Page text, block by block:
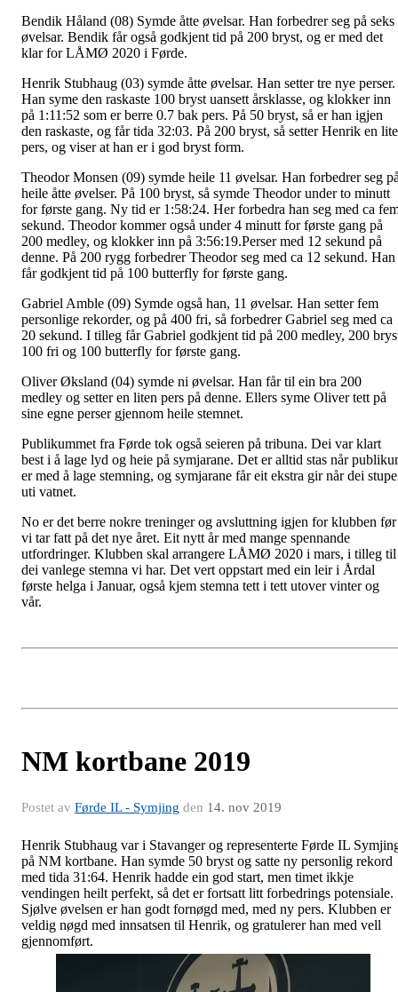
Bendik Håland (08) Symde åtte øvelsar. Han forbedrer seg på seks
øvelsar. Bendik får også godkjent tid på 200 bryst, og er med det
klar for LÅMØ 2020 i Førde.
Henrik Stubhaug (03) symde åtte øvelsar. Han setter tre nye perser.
Han syme den raskaste 100 bryst uansett årsklasse, og klokker inn
på 1:11:52 som er berre 0.7 bak pers. På 50 bryst, så er han igjen
den raskaste, og får tida 32:03. På 200 bryst, så setter Henrik en
pers, og viser at han er i god bryst form.
Theodor Monsen (09) symde heile 11 øvelsar. Han forbedrer seg
heile åtte øvelser. På 100 bryst, så symde Theodor under to minutt
for første gang. Ny tid er 1:58:24. Her forbedra han seg med ca
sekund. Theodor kommer også under 4 minutt for første gang på
200 medley, og klokker inn på 3:56:19.Perser med 12 sekund på
denne. På 200 rygg forbedrer Theodor seg med ca 12 sekund. Han
får godkjent tid på 100 butterfly for første gang.
Gabriel Amble (09) Symde også han, 11 øvelsar. Han setter fem
personlige rekorder, og på 400 fri, så forbedrer Gabriel seg med ca
20 sekund. I tilleg får Gabriel godkjent tid på 200 medley, 200
100 fri og 100 butterfly for første gang.
Oliver Øksland (04) symde ni øvelsar. Han får til ein bra 200
medley og setter en liten pers på denne. Ellers syme Oliver tett på
sine egne perser gjennom heile stemnet.
Publikummet fra Førde tok også seieren på tribuna. Dei var klart
best i å lage lyd og heie på symjarane. Det er alltid stas når
er med å lage stemning, og symjarane får eit ekstra gir når dei
uti vatnet.
No er det berre nokre treninger og avsluttning igjen for klubben før
vi tar fatt på det nye året. Eit nytt år med mange spennande
utfordringer. Klubben skal arrangere LÅMØ 2020 i mars, i tilleg til
dei vanlege stemna vi har. Det vert oppstart med ein leir i Årdal
første helga i Januar, også kjem stemna tett i tett utover vinter og
vår.
NM kortbane 2019
Postet av Førde IL - Symjing den 14. nov 2019
Henrik Stubhaug var i Stavanger og representerte Førde IL
på NM kortbane. Han symde 50 bryst og satte ny personlig rekord
med tida 31:64. Henrik hadde ein god start, men timet ikkje
vendingen heilt perfekt, så det er fortsatt litt forbedrings potensiale.
Sjølve øvelsen er han godt fornøgd med, med ny pers. Klubben er
veldig nøgd med innsatsen til Henrik, og gratulerer han med vell
gjennomført.